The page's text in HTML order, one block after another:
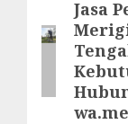
Previous
post:
Jasa